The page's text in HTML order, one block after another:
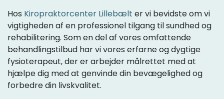
Hos Kiropraktorcenter Lillebælt er vi bevidste om vi
vigtigheden af en professionel tilgang til sundhed og
rehabilitering. Som en del af vores omfattende
behandlingstilbud har vi vores erfarne og dygtige
fysioterapeut, der er arbejder målrettet med at
hjælpe dig med at genvinde din bevægelighed og
forbedre din livskvalitet.